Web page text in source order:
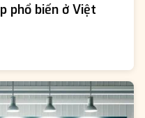
phổ biến ở Việt